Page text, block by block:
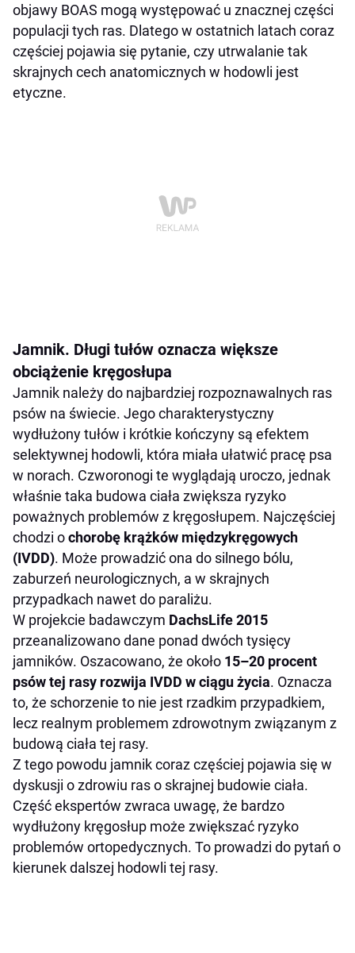
objawy BOAS mogą występować u znacznej części
populacji tych ras. Dlatego w ostatnich latach coraz
częściej pojawia się pytanie, czy utrwalanie tak
skrajnych cech anatomicznych w hodowli jest
etyczne.
Jamnik. Długi tułów oznacza większe
obciążenie kręgosłupa
Jamnik należy do najbardziej rozpoznawalnych ras
psów na świecie. Jego charakterystyczny
wydłużony tułów i krótkie kończyny są efektem
selektywnej hodowli, która miała ułatwić pracę psa
w norach. Czworonogi te wyglądają uroczo, jednak
właśnie taka budowa ciała zwiększa ryzyko
poważnych problemów z kręgosłupem. Najczęściej
chodzi ochorobę krążków międzykręgowych
(IVDD). Może prowadzić ona do silnego bólu,
zaburzeń neurologicznych, a w skrajnych
przypadkach nawet do paraliżu.
W projekcie badawczym DachsLife 2015
przeanalizowano dane ponad dwóch tysięcy
jamników. Oszacowano, że około 15–20 procent
psów tej rasy rozwija IVDD w ciągu życia. Oznacza
to, że schorzenie to nie jest rzadkim przypadkiem,
lecz realnym problemem zdrowotnym związanym z
budową ciała tej rasy.
Z tego powodu jamnik coraz częściej pojawia się w
dyskusji o zdrowiu ras o skrajnej budowie ciała.
Część ekspertów zwraca uwagę, że bardzo
wydłużony kręgosłup może zwiększać ryzyko
problemów ortopedycznych. To prowadzi do pytań o
kierunek dalszej hodowli tej rasy.